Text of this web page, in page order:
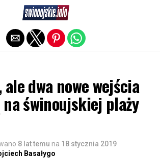
ale dwa nowe wejścia
świnoujskiej plaży
8 lat temu na 18 stycznia 2019
Basałygo
Exit mobile version